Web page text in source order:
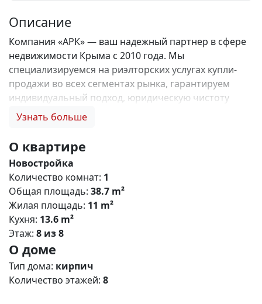
Описание
Компания «АРК» — ваш надежный партнер в сфере
недвижимости Крыма с 2010 года. Мы
специализируемся на риэлторских услугах купли-
продажи во всех сегментах рынка, гарантируем
индивидуальный подход, юридическую чистоту
объектов и безопасность сделок. Самое ценное для
нас, Вы получаете: 1. 0% комиссии и оформление
ипотеки бесплатно; 2. Покупку недвижимости по
цене застройщика + акции, бонусы, подарки; 3.
Экспертное мнение о каждом застройщике. Ваши
интересы — наш приоритет! 4. Профессиональную
поддержку на всех этапах сделки до получения
ключей; 5. Фейерверк подарков🎁 🎁 🎁! Купи с
нами и выбери свой ПОДАРОК! Жилой комплекс
«Зелёный квартал» (Симферополь) Общая
концепция «Зелёный квартал» — современный
жилой комплекс комфорт‑класса, сочетающий
Узнать больше
О квартире
Новостройка
Количество комнат: 1
Общая площадь: 38.7 m²
Жилая площадь: 11 m²
Кухня: 13.6 m²
Этаж: 8 из 8
О доме
Тип дома: кирпич
Количество этажей: 8